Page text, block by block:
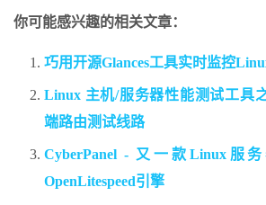
你可能感兴趣的相关文章：
巧用开源Glances工具实时监控
Linux 主机/服务器性能测试工具
端路由测试线路
CyberPanel - 又一款Linux服
OpenLitespeed引擎